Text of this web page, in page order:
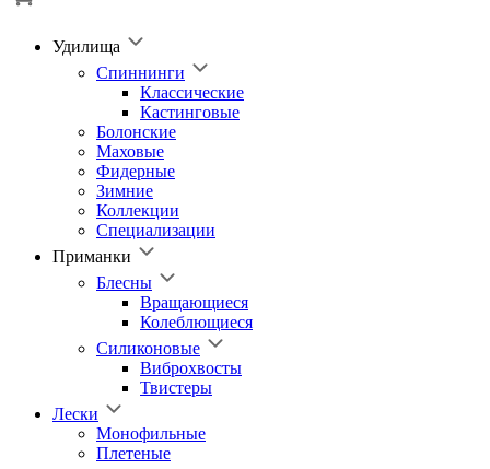
Удилища
Спиннинги
Классические
Кастинговые
Болонские
Маховые
Фидерные
Зимние
Коллекции
Специализации
Приманки
Блесны
Вращающиеся
Колеблющиеся
Силиконовые
Виброхвосты
Твистеры
Лески
Монофильные
Плетеные